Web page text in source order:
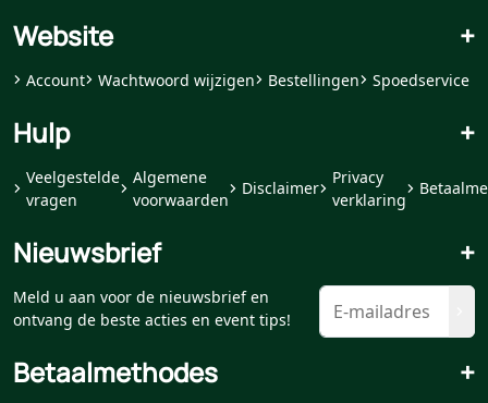
Website +
Account Wachtwoord wijzigen Bestellingen Spoedservice
Hulp +
Veelgestelde
vragen
Algemene
voorwaarden
Disclaimer
Privacy
verklaring
Nieuwsbrief +
Meld u aan voor de nieuwsbrief en
ontvang de beste acties en event tips!
Betaalmethodes +